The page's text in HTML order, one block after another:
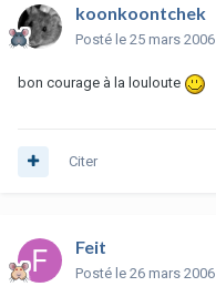
koonkoontchek
Posté le 25 mars 2006
bon courage à la louloute
Citer
Feit
Posté le 26 mars 2006